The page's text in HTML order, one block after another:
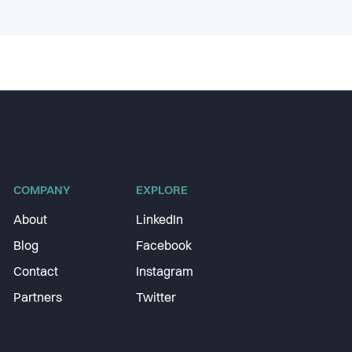
COMPANY
About
Blog
Contact
Partners
EXPLORE
LinkedIn
Facebook
Instagram
Twitter